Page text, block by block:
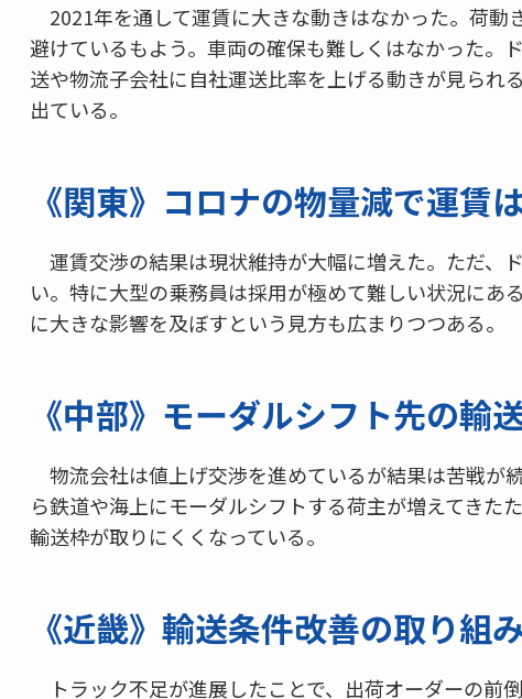
2021年を通して運賃に大きな動きはなかった。荷動
避けているもよう。車両の確保も難しくはなかった。
送や物流子会社に自社運送比率を上げる動きが見られ
出ている。
《関東》コロナの物量減で運賃
運賃交渉の結果は現状維持が大幅に増えた。ただ、
い。特に大型の乗務員は採用が極めて難しい状況にあ
に大きな影響を及ぼすという見方も広まりつつある。
《中部》モーダルシフト先の輸
物流会社は値上げ交渉を進めているが結果は苦戦が
ら鉄道や海上にモーダルシフトする荷主が増えてきた
輸送枠が取りにくくなっている。
《近畿》輸送条件改善の取り組
トラック不足が進展したことで、出荷オーダーの前